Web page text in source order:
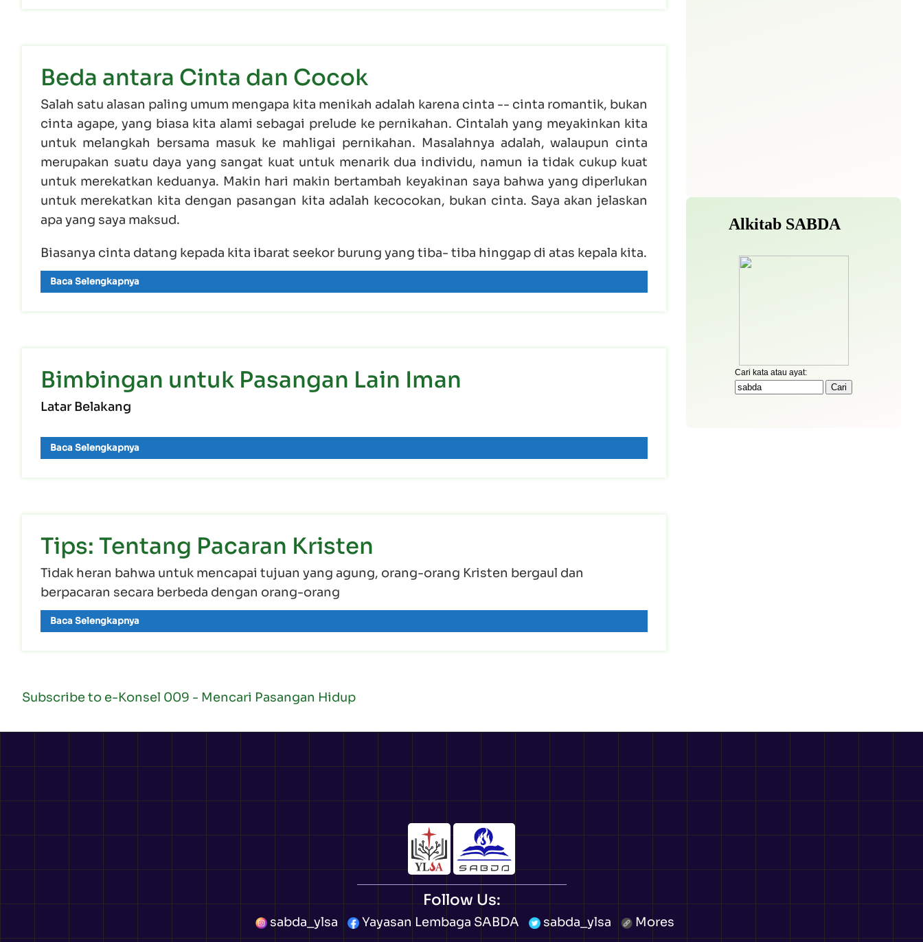
Beda antara Cinta dan Cocok
Salah satu alasan paling umum mengapa kita menikah adalah karena cinta -- cinta romantik, bukan
cinta agape, yang biasa kita alami sebagai prelude ke pernikahan. Cintalah yang meyakinkan kita
untuk melangkah bersama masuk ke mahligai pernikahan. Masalahnya adalah, walaupun cinta
merupakan suatu daya yang sangat kuat untuk menarik dua individu, namun ia tidak cukup kuat
untuk merekatkan keduanya. Makin hari makin bertambah keyakinan saya bahwa yang diperlukan
untuk merekatkan kita dengan pasangan kita adalah kecocokan, bukan cinta. Saya akan jelaskan
apa yang saya maksud.
Biasanya cinta datang kepada kita ibarat seekor burung yang tiba- tiba hinggap di atas kepala kita.
Baca Selengkapnya
Bimbingan untuk Pasangan Lain Iman
Latar Belakang
Baca Selengkapnya
Tips: Tentang Pacaran Kristen
Tidak heran bahwa untuk mencapai tujuan yang agung, orang-orang Kristen bergaul dan
berpacaran secara berbeda dengan orang-orang
Baca Selengkapnya
Subscribe to e-Konsel 009 - Mencari Pasangan Hidup
Follow Us:
sabda_ylsa Yayasan Lembaga SABDA sabda_ylsa
Mores